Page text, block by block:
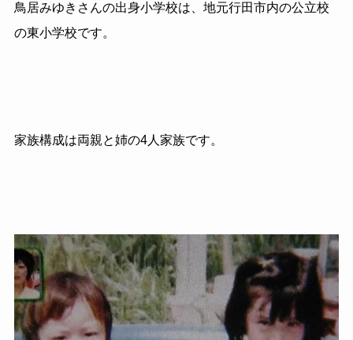
鳥居みゆきさんの出身小学校は、地元行田市内の公立校
の東小学校です。
家族構成は両親と姉の4人家族です。